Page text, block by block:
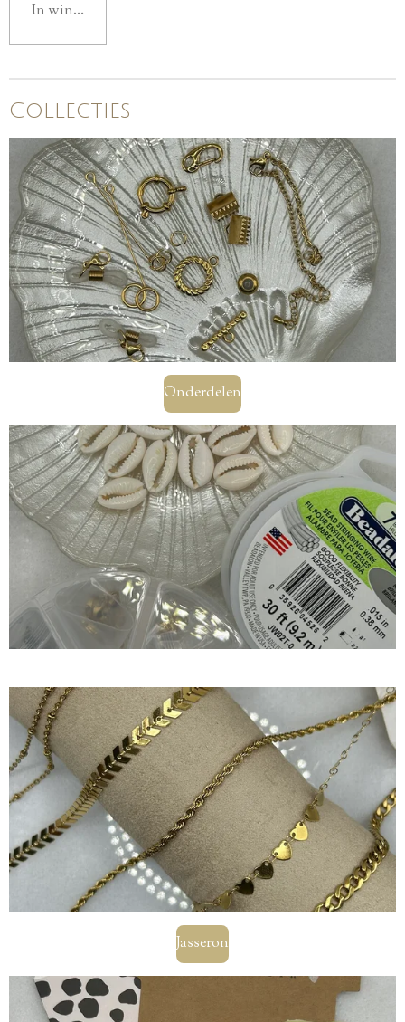
In winkelwagen
Collecties
Onderdelen
Jasseron